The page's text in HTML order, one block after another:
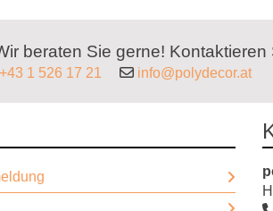
beraten Sie gerne! Kontaktieren
+43 1 526 17 21 info@polydecor.at